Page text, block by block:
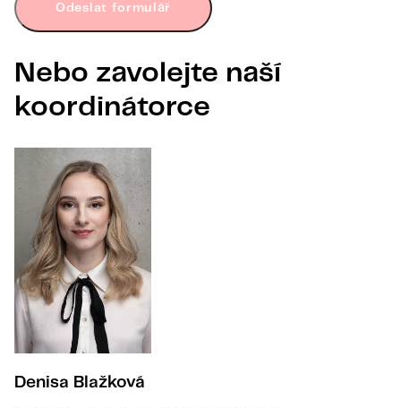
Odeslat formulář
Nebo zavolejte naší
koordinátorce
Denisa Blažková